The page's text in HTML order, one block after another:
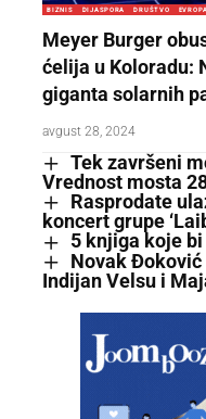
BIZNIS DIJASPORA DRUŠTVO EVROPA
Meyer Burger
ćelija u Koloradu:
giganta solarnih
avgust 28, 2024
Tek završeni
Vrednost mosta
Rasprodate
koncert grupe
5 knjiga koje
Novak Đoković
Indijan Velsu i